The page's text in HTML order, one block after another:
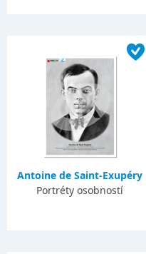
Antoine de Saint-Exupéry
Portréty osobností